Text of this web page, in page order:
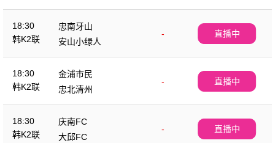
18:30
韩K2联
忠南牙山
-
安山小绿人
直播中
18:30
韩K2联
金浦市民
-
忠北清州
直播中
18:30
韩K2联
庆南FC
-
大邱FC
直播中